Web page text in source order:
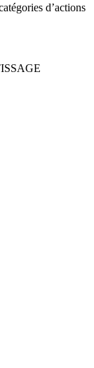
d’actions